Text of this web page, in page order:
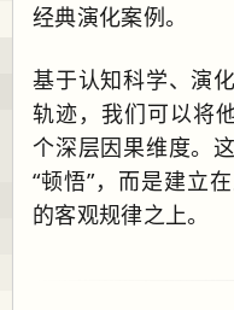
经典演化案例。
基于认知科学、演
轨迹，我们可以将
个深层因果维度。
“顿悟”，而是建立
的客观规律之上。